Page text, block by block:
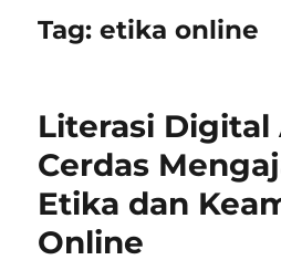
Tag:etika online
Literasi Digital
Cerdas
Etika dan
Online